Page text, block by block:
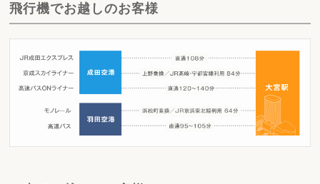
飛行機でお越しのお客様